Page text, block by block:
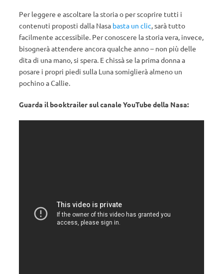
Per leggere e ascoltare la storia o per scoprire tutti i
contenuti proposti dalla Nasa basta un clic, sarà tutto
facilmente accessibile. Per conoscere la storia vera, invece,
bisognerà attendere ancora qualche anno – non più delle
dita di una mano, si spera. E chissà se la prima donna a
posare i propri piedi sulla Luna somiglierà almeno un
pochino a Callie.
Guarda il booktrailer sul canale YouTube della Nasa: